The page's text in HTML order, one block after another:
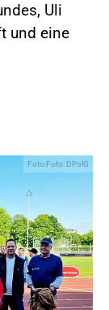
Uli
und eine
Foto:Foto: DPolG